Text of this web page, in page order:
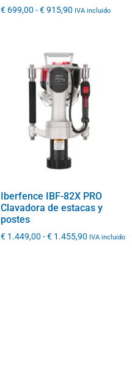
€699,00 - €915,90 IVA incluido
Iberfence IBF-82X PRO
Clavadora de estacas y
postes
€1.449,00 - €1.455,90 IVA incluido